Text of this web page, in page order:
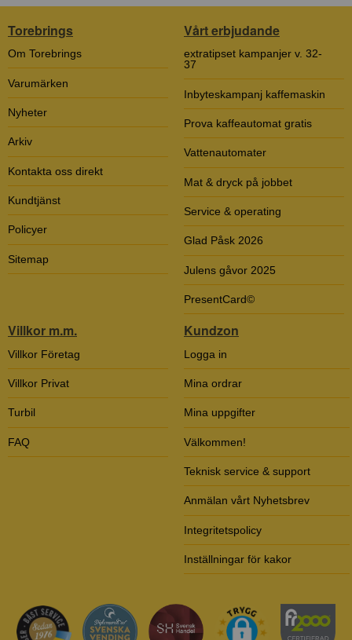
Torebrings
Om Torebrings
Varumärken
Nyheter
Arkiv
Kontakta oss direkt
Kundtjänst
Policyer
Sitemap
Vårt erbjudande
extratipset kampanjer v. 32-
37
Inbyteskampanj kaffemaskin
Prova kaffeautomat gratis
Vattenautomater
Mat & dryck på jobbet
Service & operating
Glad Påsk 2026
Julens gåvor 2025
PresentCard©
Villkor m.m.
Villkor Företag
Villkor Privat
Turbil
FAQ
Kundzon
Logga in
Mina ordrar
Mina uppgifter
Välkommen!
Teknisk service & support
Anmälan vårt Nyhetsbrev
Integritetspolicy
Inställningar för kakor